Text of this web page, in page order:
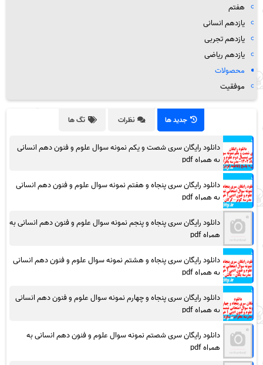
هفتم
یازدهم انسانی
یازدهم تجربی
یازدهم ریاضی
محصولات
موفقیت
جدید ها نظرات تگ ها
دانلود رایگان سری شصت و یکم نمونه سوال علوم و فنون دهم انسانی
به همراه pdf
دانلود رایگان سری پنجاه و هفتم نمونه سوال علوم و فنون دهم انسانی
به همراه pdf
دانلود رایگان سری پنجاه و پنجم نمونه سوال علوم و فنون دهم انسانی به
همراه pdf
دانلود رایگان سری پنجاه و هشتم نمونه سوال علوم و فنون دهم انسانی
به همراه pdf
دانلود رایگان سری پنجاه و چهارم نمونه سوال علوم و فنون دهم انسانی
به همراه pdf
دانلود رایگان سری شصتم نمونه سوال علوم و فنون دهم انسانی به
همراه pdf